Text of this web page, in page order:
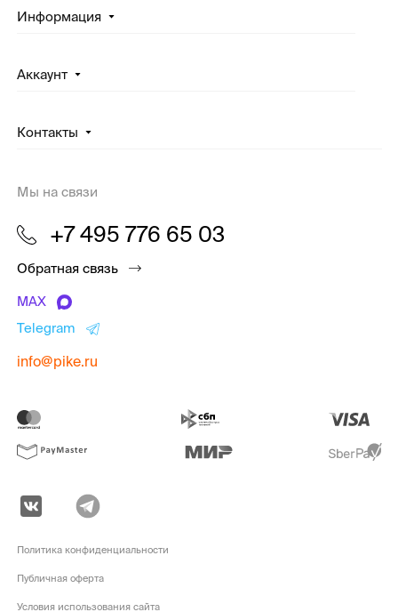
Информация
Аккаунт
Контакты
Мы на связи
+7 495 776 65 03
Обратная связь
MAX
Telegram
info@pike.ru
Политика конфиденциальности
Публичная оферта
Условия использования сайта